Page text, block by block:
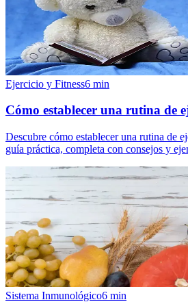
Ejercicio y Fitness6 min
Cómo establecer una rutina de
Descubre cómo establecer una rutina de
guía práctica, completa con consejos y
Sistema Inmunológico6 min